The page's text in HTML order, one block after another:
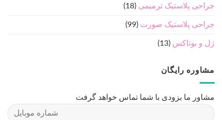
جراحی پلاستیک ترمیمی (18)
جراحی پلاستیک صورت (99)
ژل و بوتاکس (13)
مشاوره رایگان
مشاور ما بزودی با شما تماس خواهد گرفت